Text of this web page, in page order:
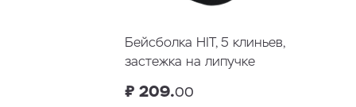
Бейсболка HIT, 5 клиньев,
застежка на липучке
₽ 209.00